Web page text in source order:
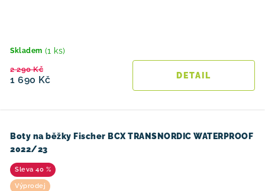
Skladem (1 ks)
1 690 Kč
2 290 Kč
Boty na běžky Fischer BCX TRANSNORDIC WATERPROOF
2022/23
40 %
Výprodej